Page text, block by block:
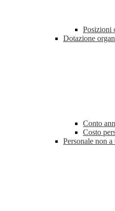
Posizioni
Dotazione
Conto
Costo
Personale non